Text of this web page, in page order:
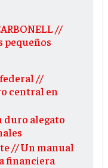
//
pequeños
//
central en
duro alegato
// Un manual
financiera